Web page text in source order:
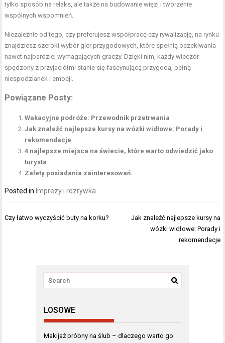
tylko sposób na relaks, ale także na budowanie więzi i tworzenie
wspólnych wspomnień.
Niezależnie od tego, czy preferujesz współpracę czy rywalizację, na rynku
znajdziesz szeroki wybór gier przygodowych, które spełnią oczekiwania
nawet najbardziej wymagających graczy. Dzięki nim, każdy wieczór
spędzony z przyjaciółmi stanie się fascynującą przygodą, pełną
niespodzianek i emocji.
Powiązane Posty:
Wakacyjne podróże: Przewodnik przetrwania
Jak znaleźć najlepsze kursy na wózki widłowe: Porady i
rekomendacje
4 najlepsze miejsca na świecie, które warto odwiedzić jako
turysta
Zalety posiadania zainteresowań.
Posted in Imprezy i rozrywka
Nawigacja
Czy łatwo wyczyścić buty na korku?
Jak znaleźć najlepsze kursy na
wózki widłowe: Porady i
rekomendacje
LOSOWE
Makijaż próbny na ślub – dlaczego warto go